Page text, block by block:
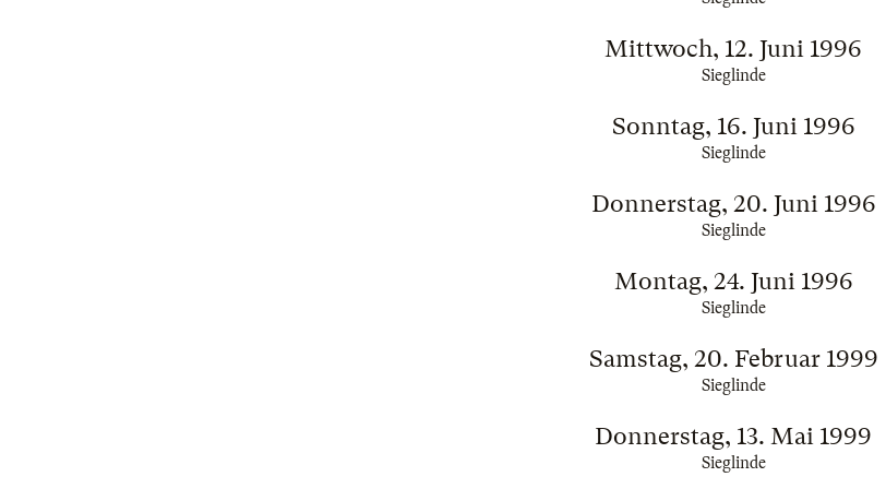
Mittwoch, 12. Juni 1996
Sieglinde
Sonntag, 16. Juni 1996
Sieglinde
Donnerstag, 20. Juni 1996
Sieglinde
Montag, 24. Juni 1996
Sieglinde
Samstag, 20. Februar 1999
Sieglinde
Donnerstag, 13. Mai 1999
Sieglinde